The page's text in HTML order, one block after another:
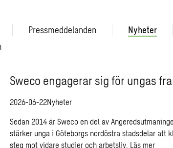
Pressmeddelanden Nyheter
Sweco engagerar sig för ungas
2026-06-22Nyheter
Sedan 2014 är Sweco en del av
stärker unga i Göteborgs nordöstra stadsdelar att
steg mot vidare studier och arbetsliv. Läs mer